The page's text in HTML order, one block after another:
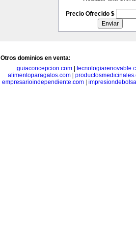
Precio Ofrecido $
Otros dominios en venta:
guiaconcepcion.com|
alimentoparagatos.com
empresarioindependiente.com